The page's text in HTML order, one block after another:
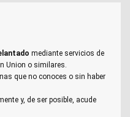
mediante servicios de
Union o similares.
que no conoces o sin haber
y, de ser posible, acude